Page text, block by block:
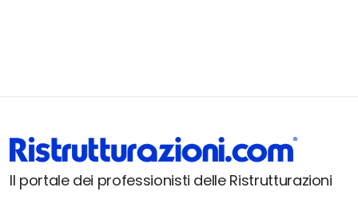
Il portale dei professionisti delle Ristrutturazioni